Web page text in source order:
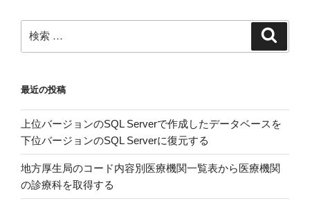
域
別，
輸
入
元
の
推
移
を
索:
最近の投稿
上位バージョンのSQL Serverで作成したデータベースを
下位バージョンのSQL Serverに復元する
地方厚生局のコード内容別医療機関一覧表から医療機関
の診療科を取得する